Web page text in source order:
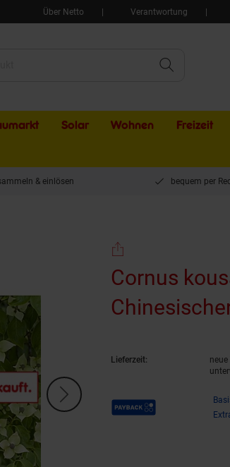
Über Netto Verantwortung
Solar Wohnen Freizeit
& einlösen bequem per
Cornus
Lieferzeit:
Payback Punkte